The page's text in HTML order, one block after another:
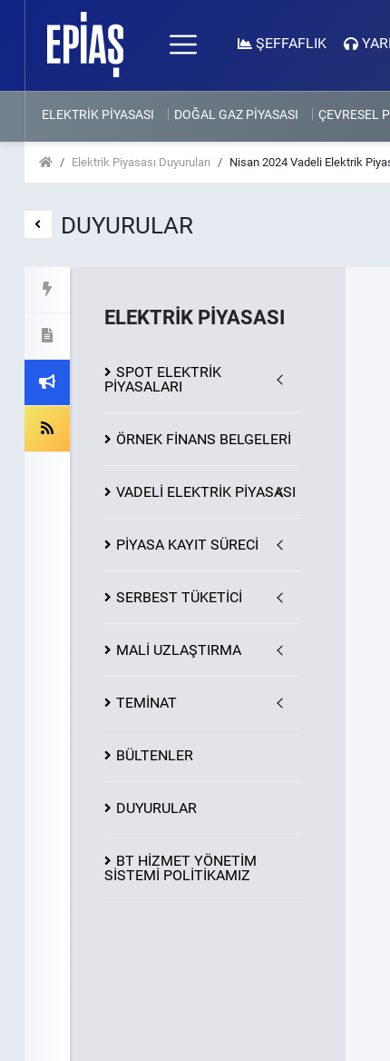
ŞEFFAFLIK
ELEKTRİK PİYASASI DOĞAL GAZ PİYASASI ÇEVRESEL
Elektrik Piyasası Duyuruları Nisan 2024 Vadeli Elektrik
DUYURULAR
ELEKTRİK PİYASASI
SPOT ELEKTRİK
PİYASALARI
ÖRNEK FİNANS BELGELERİ
VADELİ ELEKTRİK PİYASASI
PİYASAKAYIT SÜRECİ
SERBEST TÜKETİCİ
MALİ UZLAŞTIRMA
TEMİNAT
BÜLTENLER
DUYURULAR
BT HİZMET YÖNETİM
SİSTEMİ POLİTİKAMIZ